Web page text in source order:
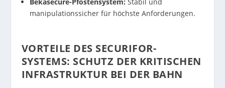
manipulationssicher für höchste Anforderungen.
VORTEILE DES SECURIFOR-
SYSTEMS: SCHUTZ DER KRITISCHEN
INFRASTRUKTUR BEI DER BAHN